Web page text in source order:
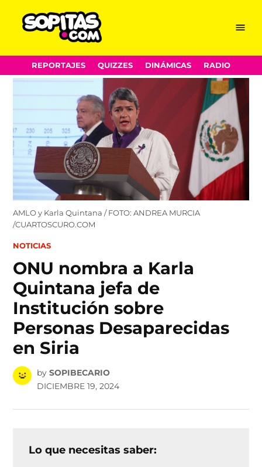
Skip
to
Menu
REPORTAJES QUIZZES DINÁMICAS RADIO
AMLO y Karla Quintana / FOTO: ANDREA MURCIA
/CUARTOSCURO.COM
POSTED
NOTICIAS
ONU nombra a Karla
Quintana jefa de
Institución sobre
Personas Desaparecidas
en Siria
by SOPIBECARIO
DICIEMBRE 19, 2024
Lo que necesitas saber: